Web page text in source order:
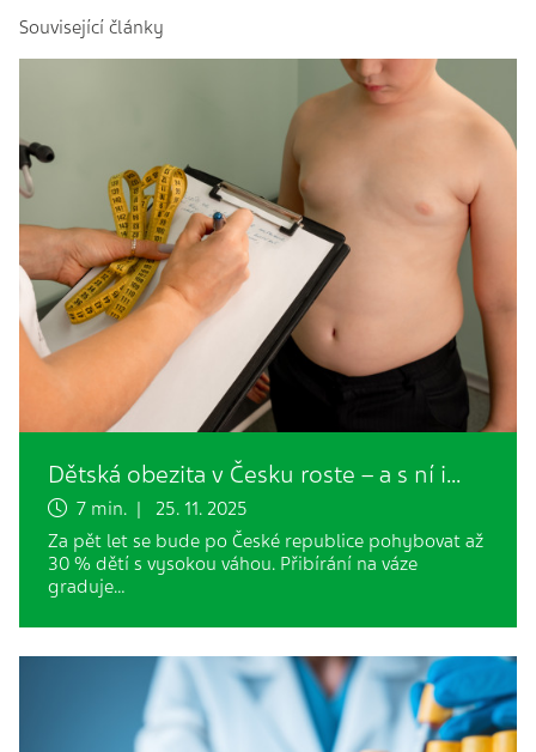
Související články
Dětská obezita v Česku roste – a s ní i…
7 min. | 25. 11. 2025
Za pět let se bude po České republice pohybovat až
30 % dětí s vysokou váhou. Přibírání na váze
graduje…